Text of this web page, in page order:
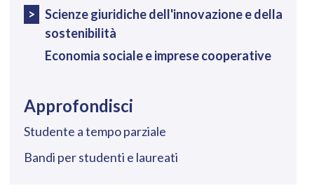
Scienze giuridiche dell'innovazione e della
sostenibilità
Economia sociale e imprese cooperative
Approfondisci
Studente a tempo parziale
Bandi per studenti e laureati